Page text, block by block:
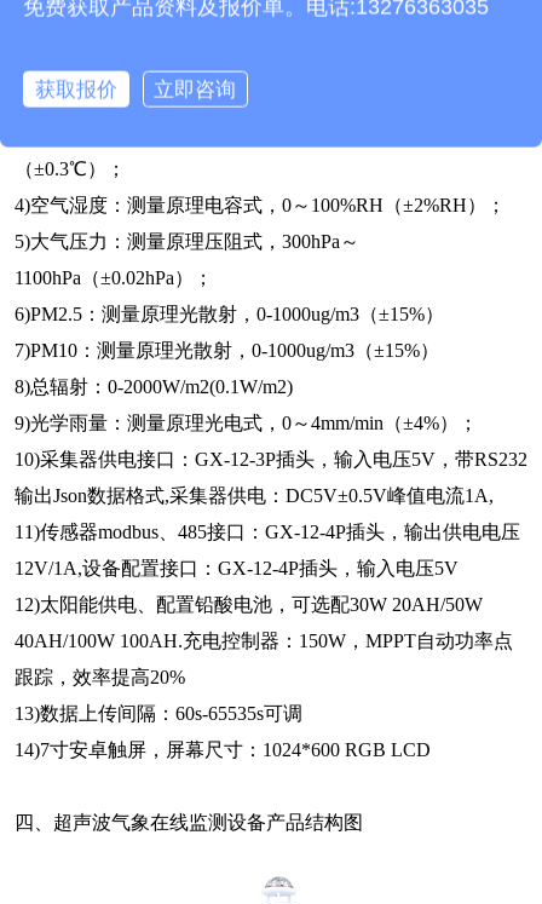
三、超声波气象在线监测设备技术参数
2)风向：测量原理超声波，0～360°（±1°）；
（±0.3℃）；
4)空气湿度：测量原理电容式，0～100%RH（±2%RH）；
5)大气压力：测量原理压阻式，300hPa～
1100hPa（±0.02hPa）；
6)PM2.5：测量原理光散射，0-1000ug/m3（±15%）
7)PM10：测量原理光散射，0-1000ug/m3（±15%）
8)总辐射：0-2000W/m2(0.1W/m2)
9)光学雨量：测量原理光电式，0～4mm/min（±4%）；
10)采集器供电接口：GX-12-3P插头，输入电压5V，带RS232
输出Json数据格式,采集器供电：DC5V±0.5V峰值电流1A,
11)传感器modbus、485接口：GX-12-4P插头，输出供电电压
12V/1A,设备配置接口：GX-12-4P插头，输入电压5V
12)太阳能供电、配置铅酸电池，可选配30W 20AH/50W
40AH/100W 100AH.充电控制器：150W，MPPT自动功率点
跟踪，效率提高20%
13)数据上传间隔：60s-65535s可调
14)7寸安卓触屏，屏幕尺寸：1024*600 RGB LCD
四、超声波气象在线监测设备产品结构图
免费获取产品资料及报价单。电话:13276363035
获取报价 立即咨询